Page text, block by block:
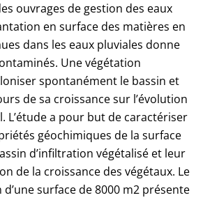
ouvrages de gestion des eaux
en surface des matières en
dans les eaux pluviales donne
Une végétation
spontanément le bassin et
de sa croissance sur l’évolution
L’étude a pour but de caractériser
géochimiques de la surface
d’infiltration végétalisé et leur
de la croissance des végétaux. Le
surface de 8000 m2 présente